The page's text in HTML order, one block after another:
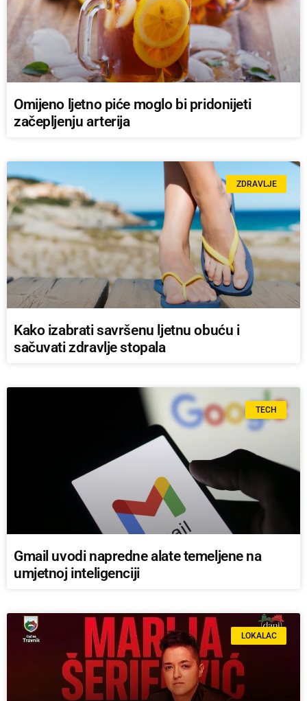
Omijeno ljetno piće moglo bi pridonijeti
začepljenju arterija
ZDRAVLJE
Kako izabrati savršenu ljetnu obuću i
sačuvati zdravlje stopala
TECH
Gmail uvodi napredne alate temeljene na
umjetnoj inteligenciji
LOKALAC